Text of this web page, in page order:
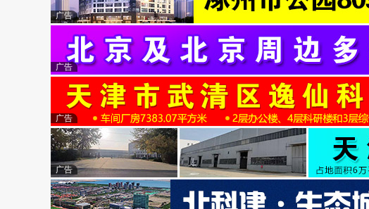
广告
广告
广告
广告